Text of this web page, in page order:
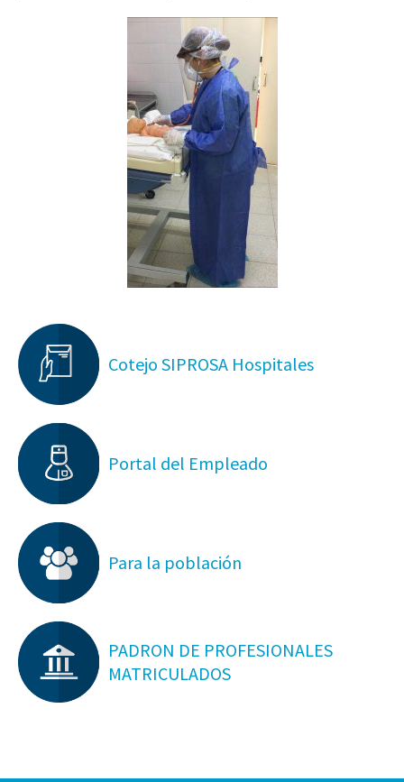
Cotejo SIPROSA Hospitales
Portal del Empleado
Para la población
PADRON DE PROFESIONALES
MATRICULADOS